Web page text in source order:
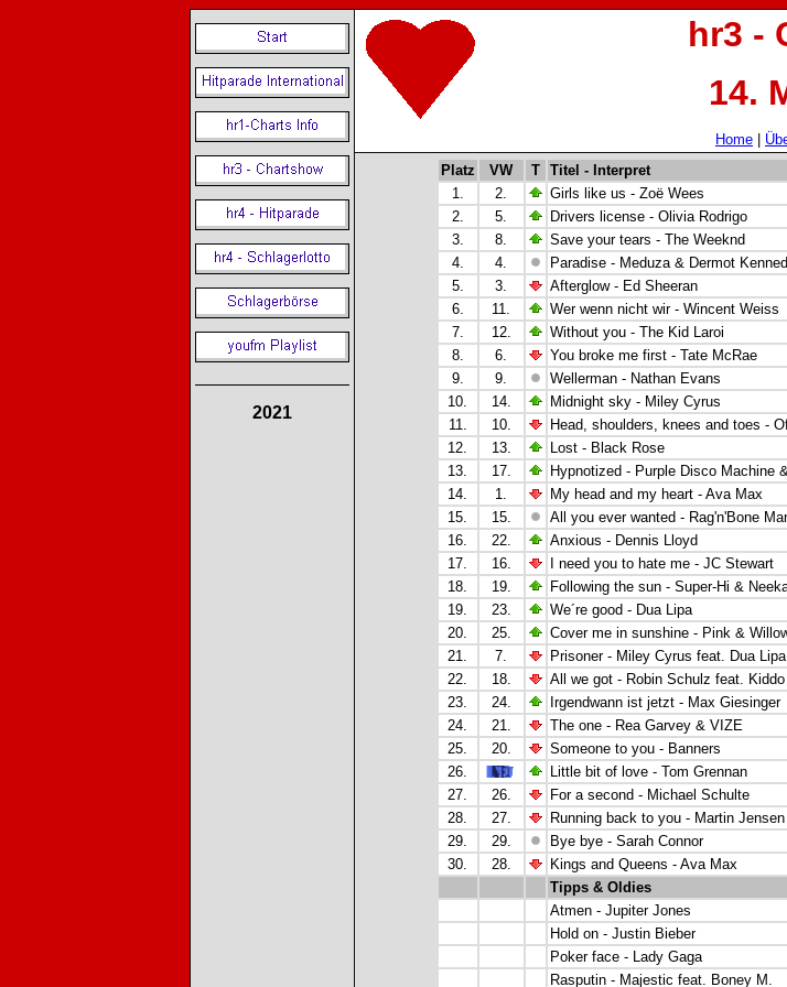
2021
hr3 -
14.
Home
Platz
VW T Titel - Interpret
1.
2. Girls like us - ZoëWees
2.
5. Drivers license - Olivia Rodrigo
3.
8. Save your tears - The Weeknd
4.
4. Paradise - Meduza & Dermot
5.
3. Afterglow - Ed Sheeran
6.
11. Wer wenn nicht wir - Wincent Weiss
7.
12. Without you - The Kid Laroi
8.
6. You broke me first - Tate McRae
9.
9. Wellerman - Nathan Evans
10.
14. Midnight sky - Miley Cyrus
11.
10. Head, shoulders, knees and toes -
12.
13. Lost - Black Rose
13.
17. Hypnotized - Purple Disco Machine
14.
1. My head and my heart - Ava Max
15.
15. All you ever wanted - Rag'n'Bone
16.
22. Anxious - Dennis Lloyd
17.
16. I need you to hate me - JC Stewart
18.
19. Following the sun - Super-Hi &
19.
23. We´re good - Dua Lipa
20.
25. Cover me in sunshine - Pink &
21.
7. Prisoner - Miley Cyrus feat. Dua Lipa
22.
18. All we got - Robin Schulz feat. Kiddo
23.
24. Irgendwann ist jetzt - Max Giesinger
24.
21. The one - Rea Garvey & VIZE
25.
20. Someone to you - Banners
26.
Little bit of love - Tom Grennan
27.
26. For a second - Michael Schulte
28.
27. Running back to you - Martin
29.
29. Bye bye - Sarah Connor
30.
28. Kings and Queens - Ava Max
Tipps & Oldies
Atmen - Jupiter Jones
Hold on - Justin Bieber
Poker face - Lady Gaga
Rasputin - Majestic feat. Boney M.